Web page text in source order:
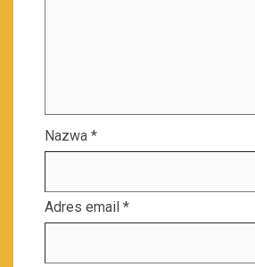
Nazwa *
Adres email *